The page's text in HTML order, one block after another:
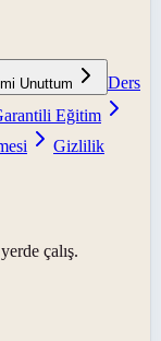
Unuttum
Ders
Eğitim
Gizlilik
çalış.